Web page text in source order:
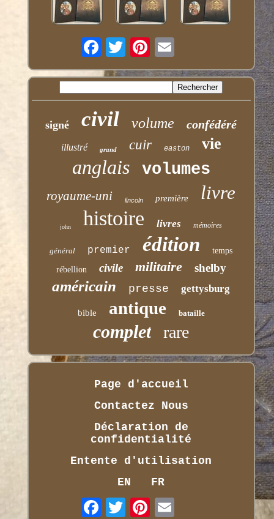
signé civil volume confédéré
illustré grand cuir easton vie
anglais volumes
royaume-uni lincoln première livre
john histoire livres mémoires
général premier édition temps
rébellion civile militaire shelby
américain presse gettysburg
bible antique bataille
complet rare
Page d'accueil
Contactez Nous
Déclaration de
confidentialité
Entente d'utilisation
EN
FR